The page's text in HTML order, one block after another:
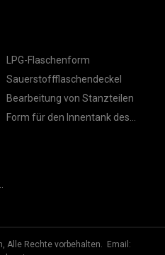
LPG-Flaschenform
Sauerstoffflaschendeckel
Bearbeitung von Stanzteilen
Form für den Innentank des
Alle Rechte vorbehalten. Email: